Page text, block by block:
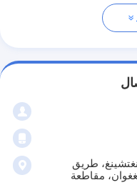
رقم 1، قسم دونغتشينغ، طريق
مقاطعة